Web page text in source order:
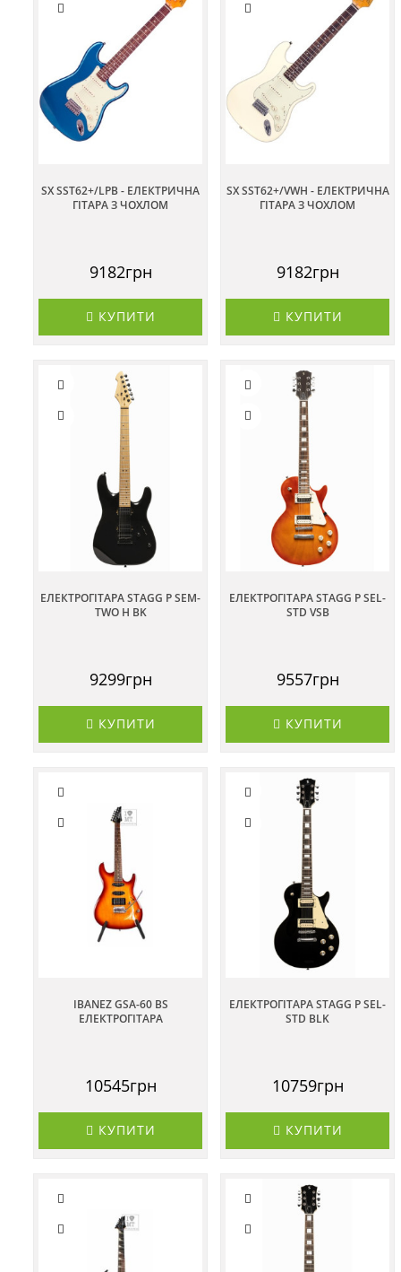
SX SST62+/LPB - ЕЛЕКТРИЧНА
ГІТАРА З ЧОХЛОМ
9182грн
КУПИТИ
SX SST62+/VWH - ЕЛЕКТРИЧНА
ГІТАРА З ЧОХЛОМ
9182грн
КУПИТИ
ЕЛЕКТРОГІТАРА STAGG P SEM-
TWO H BK
9299грн
КУПИТИ
ЕЛЕКТРОГІТАРА STAGG P SEL-
STD VSB
9557грн
КУПИТИ
IBANEZ GSA-60 BS
ЕЛЕКТРОГІТАРА
10545грн
КУПИТИ
ЕЛЕКТРОГІТАРА STAGG P SEL-
STD BLK
10759грн
КУПИТИ